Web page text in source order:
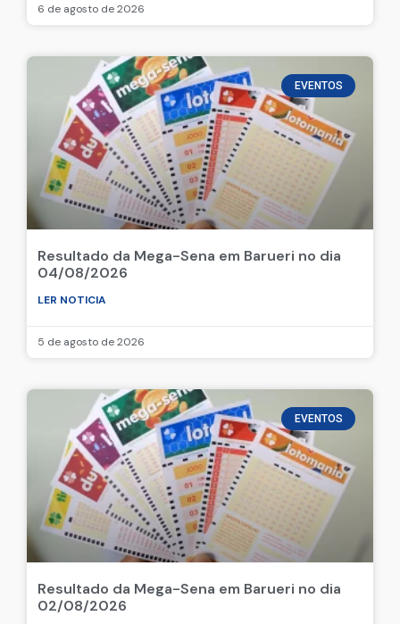
6 de agosto de 2026
EVENTOS
Resultado da Mega-Sena em Barueri no dia
04/08/2026
LER NOTICIA
5 de agosto de 2026
EVENTOS
Resultado da Mega-Sena em Barueri no dia
02/08/2026